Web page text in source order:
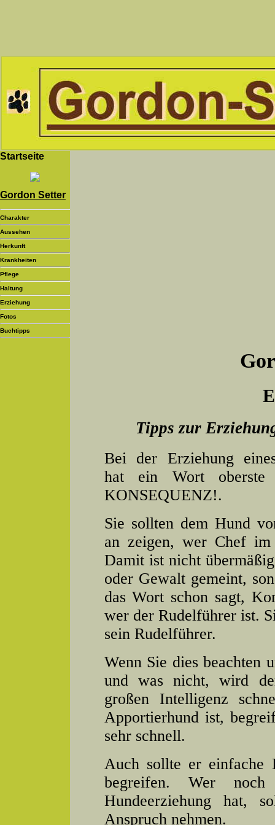
Startseite
Gordon Setter
Charakter
Aussehen
Herkunft
Krankheiten
Pflege
Haltung
Erziehung
Fotos
Buchtipps
Tipps zur
Bei der Erziehung
hat ein Wort oberste
KONSEQUENZ!.
Sie sollten dem Hund
an zeigen, wer Chef
Damit ist nicht
oder Gewalt gemeint,
das Wort schon sagt,
wer der Rudelführer ist.
sein Rudelführer.
Wenn Sie dies beachten
und was nicht, wird
großen Intelligenz
Apportierhund ist,
sehr schnell.
Auch sollte er einfache
begreifen. Wer
Hundeerziehung hat,
Anspruch nehmen.